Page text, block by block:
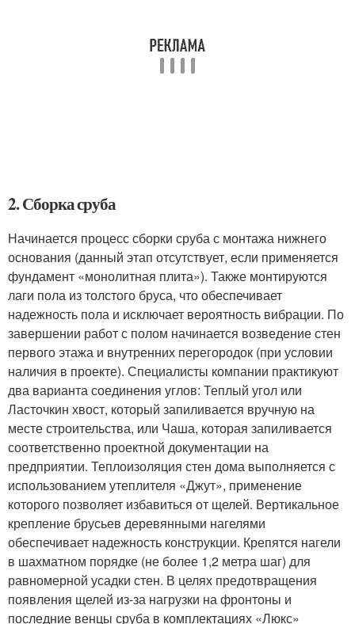
2. Сборка сруба
Начинается процесс сборки сруба с монтажа нижнего
основания (данный этап отсутствует, если применяется
фундамент «монолитная плита»). Также монтируются
лаги пола из толстого бруса, что обеспечивает
надежность пола и исключает вероятность вибрации. По
завершении работ с полом начинается возведение стен
первого этажа и внутренних перегородок (при условии
наличия в проекте). Специалисты компании практикуют
два варианта соединения углов: Теплый угол или
Ласточкин хвост, который запиливается вручную на
месте строительства, или Чаша, которая запиливается
соответственно проектной документации на
предприятии. Теплоизоляция стен дома выполняется с
использованием утеплителя «Джут», применение
которого позволяет избавиться от щелей. Вертикальное
крепление брусьев деревянными нагелями
обеспечивает надежность конструкции. Крепятся нагели
в шахматном порядке (не более 1,2 метра шаг) для
равномерной усадки стен. В целях предотвращения
появления щелей из-за нагрузки на фронтоны и
последние венцы сруба в комплектациях «Люкс»